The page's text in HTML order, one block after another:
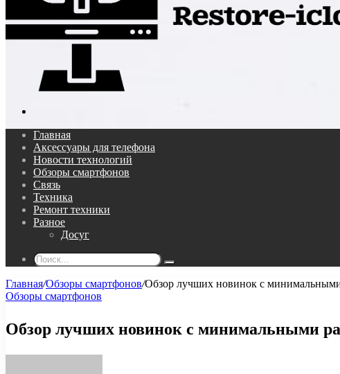
Главная
Аксессуары для телефона
Новости технологий
Обзоры смартфонов
Связь
Техника
Ремонт техники
Разное
Досуг
Поиск...
Главная/Обзоры смартфонов/Обзор лучших новинок с
Обзоры смартфонов
Обзор лучших новинок с минимальными